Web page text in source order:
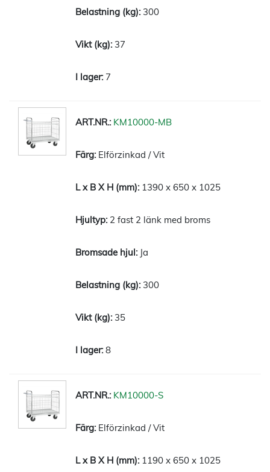
300
37
7
KM10000-MB
Elförzinkad / Vit
1390 x 650 x 1025
2 fast 2 länk med broms
Ja
300
35
8
KM10000-S
Elförzinkad / Vit
1190 x 650 x 1025